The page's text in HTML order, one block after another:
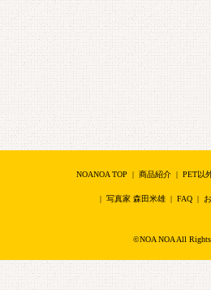
NOANOA TOP | 商品紹介| PET以
| 写真家 森田米雄 | FAQ |
©NOA NOA All